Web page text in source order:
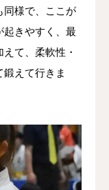
同様で、ここが
起きやすく、最
て、柔軟性・
えて行きま